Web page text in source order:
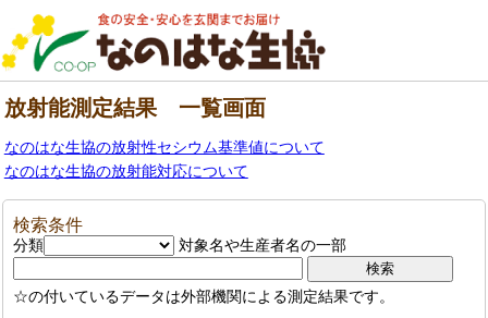
放射能測定結果 一覧画面
なのはな生協の放射性セシウム基準値について
なのはな生協の放射能対応について
検索条件
分類 対象名や生産者名の一部
☆の付いているデータは外部機関による測定結果です。